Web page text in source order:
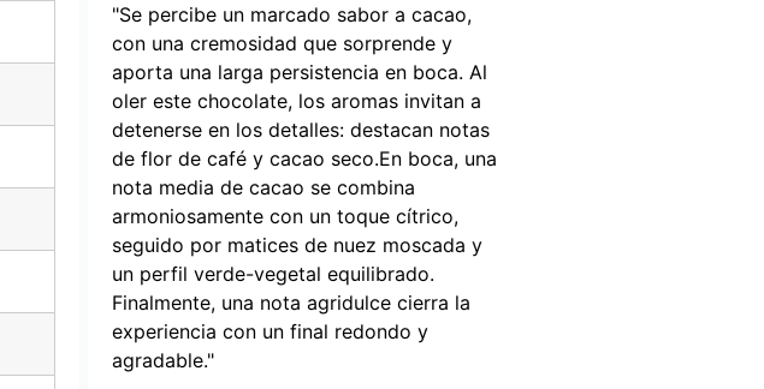
"Se percibe un marcado sabor a cacao,
con una cremosidad que sorprende y
aporta una larga persistencia en boca. Al
oler este chocolate, los aromas invitan a
detenerse en los detalles: destacan notas
de flor de café y cacao seco.En boca, una
nota media de cacao se combina
armoniosamente con un toque cítrico,
seguido por matices de nuez moscada y
un perfil verde-vegetal equilibrado.
Finalmente, una nota agridulce cierra la
experiencia con un final redondo y
agradable."